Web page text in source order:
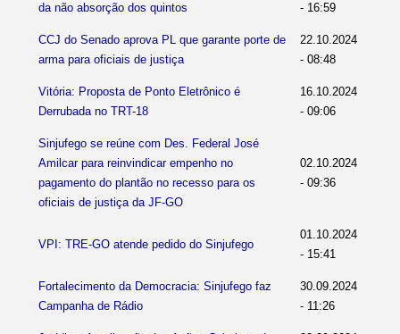
da não absorção dos quintos
- 16:59
CCJ do Senado aprova PL que garante porte de
arma para oficiais de justiça
22.10.2024
- 08:48
Vitória: Proposta de Ponto Eletrônico é
Derrubada no TRT-18
16.10.2024
- 09:06
Sinjufego se reúne com Des. Federal José
Amilcar para reinvindicar empenho no
pagamento do plantão no recesso para os
oficiais de justiça da JF-GO
02.10.2024
- 09:36
VPI: TRE-GO atende pedido do Sinjufego
01.10.2024
- 15:41
Fortalecimento da Democracia: Sinjufego faz
Campanha de Rádio
30.09.2024
- 11:26